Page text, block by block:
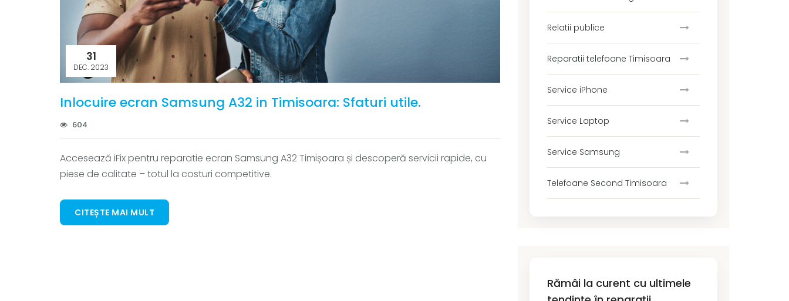
31
DEC. 2023
Inlocuire ecran Samsung A32 in Timisoara: Sfaturi utile.
604
Accesează iFix pentru reparatie ecran Samsung A32 Timișoara și descoperă servicii rapide, cu
piese de calitate – totul la costuri competitive.
CITEȘTE MAI MULT
Relatii publice
Reparatii telefoane Timisoara
Service iPhone
Service Laptop
Service Samsung
Telefoane Second Timisoara
Rămâi la curent cu ultimele